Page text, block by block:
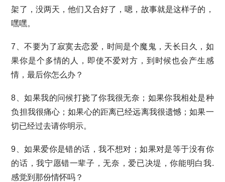
架了，没两天，他们又合好了，嗯，故事就是这样子的，
嘿嘿。
7、不要为了寂寞去恋爱，时间是个魔鬼，天长日久，如
果你是个多情的人，即使不爱对方，到时候也会产生感
情，最后你怎么办？
8、如果我的问候打挠了你我很无奈；如果你我相处是种
负担我很痛心；如果心的距离已经远离我很遗憾；如果一
切已经过去请你明示。
9、如果爱你是错的话，我不想对；如果对是等于没有你
的话，我宁愿错一辈子，无奈，爱已决堤，你能明白我.
感觉到那份情怀吗？